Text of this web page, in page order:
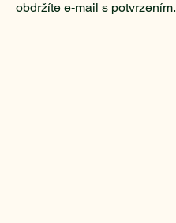
obdržíte e‑mail s potvrzením.